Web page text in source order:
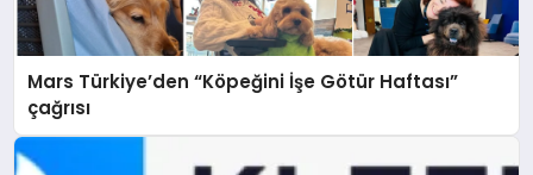
Mars Türkiye’den “Köpeğini İşe Götür Haftası”
çağrısı